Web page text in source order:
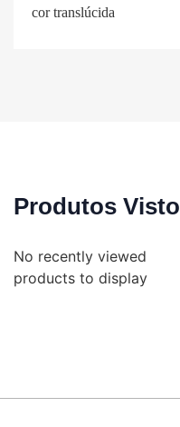
cor translúcida
Produtos
No recently viewed
products to display